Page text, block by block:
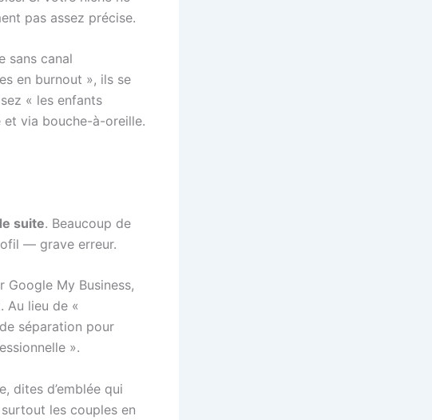
pas assez précise.
sans canal
en burnout », ils se
« les enfants
et via bouche-à-oreille.
suite. Beaucoup de
— grave erreur.
My Business,
Au lieu de «
séparation pour
».
dites d’emblée qui
les couples en